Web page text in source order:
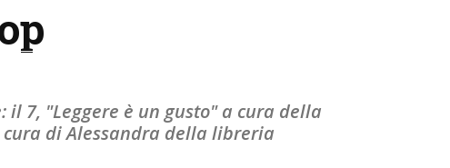
7, "Leggere è un gusto" a cura della
di Alessandra della libreria